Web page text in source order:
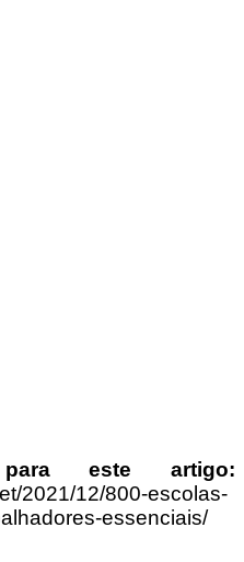
este artigo:
2021/12/800-escolas-
essenciais/